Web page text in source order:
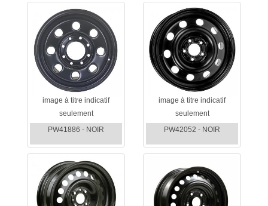
image à titre indicatif
seulement
PW41886 - NOIR
image à titre indicatif
seulement
PW42052 - NOIR